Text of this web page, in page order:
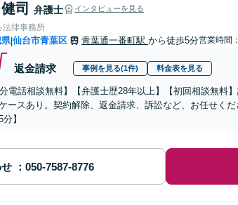
司 弁護士 インタビューを見る
法律事務所
|仙台市青葉区 青葉通一番町駅 から徒歩5分営業時間
返金請求 事例を見る(1件) 料金表を見る
分電話相談無料】【弁護士歴28年以上】【初回相談無
ースあり。契約解除、返金請求、訴訟など、お任せく
】